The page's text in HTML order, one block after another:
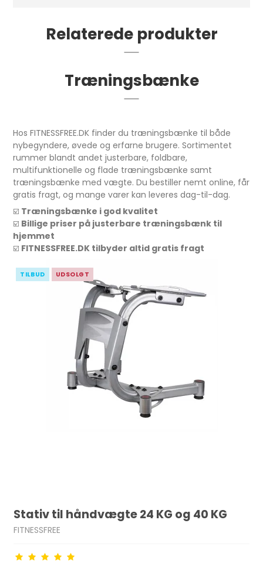
Relaterede produkter
Træningsbænke
Hos FITNESSFREE.DK finder du træningsbænke til både
nybegyndere, øvede og erfarne brugere. Sortimentet
rummer blandt andet justerbare, foldbare,
multifunktionelle og flade træningsbænke samt
træningsbænke med vægte. Du bestiller nemt online, får
gratis fragt, og mange varer kan leveres dag-til-dag.
☑️ Træningsbænke i god kvalitet
☑️ Billige priser på justerbare træningsbænk til
hjemmet
☑️ FITNESSFREE.DK tilbyder altid gratis fragt
TILBUD UDSOLGT
Stativ til håndvægte 24 KG og 40 KG
FITNESSFREE